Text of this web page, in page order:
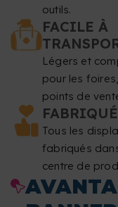
Mode couleur
Format de
passe.
Typographie:
vectorisées.
Taille de police
Épaisseur de
outils.
FACILE À
Légers et
pour les
points de
Tous les
fabriqués
centre de